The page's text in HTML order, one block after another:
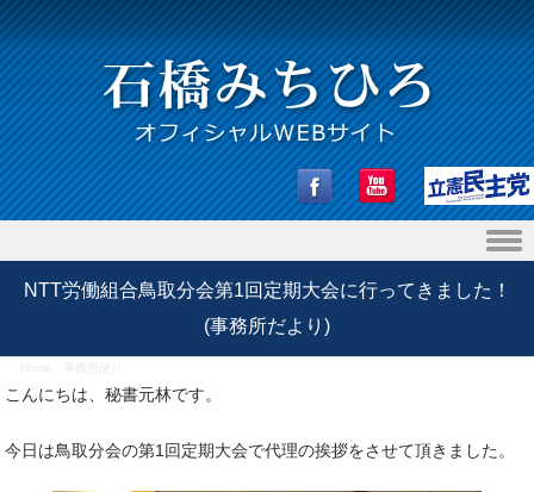
Skip to content
NTT労働組合鳥取分会第1回定期大会に行ってきました！
(事務所だより)
こんにちは、秘書元林です。
今日は鳥取分会の第1回定期大会で代理の挨拶をさせて頂きました。